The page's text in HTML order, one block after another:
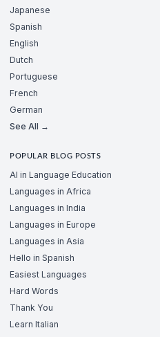
Japanese
Spanish
English
Dutch
Portuguese
French
German
See All →
POPULAR BLOG POSTS
AI in Language Education
Languages in Africa
Languages in India
Languages in Europe
Languages in Asia
Hello in Spanish
Easiest Languages
Hard Words
Thank You
Learn Italian